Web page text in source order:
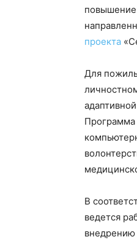
повышение
проекта
Для
Программа
В
ведется